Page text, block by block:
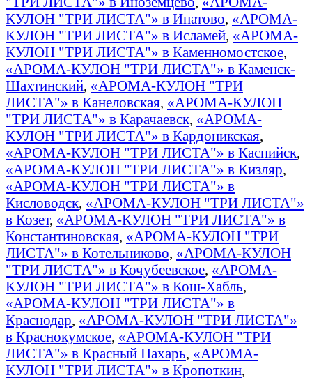
КУЛОН "ТРИ ЛИСТА"» в Ипатово, «АРОМА-
КУЛОН "ТРИ ЛИСТА"» в Исламей, «АРОМА-
КУЛОН "ТРИ ЛИСТА"» в Каменномостское,
«АРОМА-КУЛОН "ТРИ ЛИСТА"» в Каменск-
Шахтинский, «АРОМА-КУЛОН "ТРИ
ЛИСТА"» в Канеловская, «АРОМА-КУЛОН
"ТРИ ЛИСТА"» в Карачаевск, «АРОМА-
КУЛОН "ТРИ ЛИСТА"» в Кардоникская,
«АРОМА-КУЛОН "ТРИ ЛИСТА"» в Каспийск,
«АРОМА-КУЛОН "ТРИ ЛИСТА"» в Кизляр,
«АРОМА-КУЛОН "ТРИ ЛИСТА"» в
Кисловодск, «АРОМА-КУЛОН "ТРИ ЛИСТА"»
в Козет, «АРОМА-КУЛОН "ТРИ ЛИСТА"» в
Константиновская, «АРОМА-КУЛОН "ТРИ
ЛИСТА"» в Котельниково, «АРОМА-КУЛОН
"ТРИ ЛИСТА"» в Кочубеевское, «АРОМА-
КУЛОН "ТРИ ЛИСТА"» в Кош-Хабль,
«АРОМА-КУЛОН "ТРИ ЛИСТА"» в
Краснодар, «АРОМА-КУЛОН "ТРИ ЛИСТА"»
в Краснокумское, «АРОМА-КУЛОН "ТРИ
ЛИСТА"» в Красный Пахарь, «АРОМА-
КУЛОН "ТРИ ЛИСТА"» в Кропоткин,